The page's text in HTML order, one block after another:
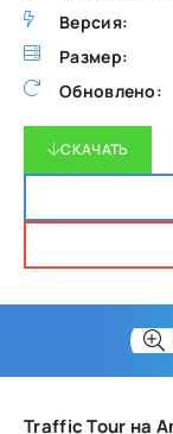
Версия:
Размер:
Обновлено:
СКАЧАТЬ
Traffic Tour на